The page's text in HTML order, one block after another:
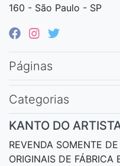
160 - São Paulo - SP
Páginas
Categorias
KANTO DO
REVENDA SOMENTE
ORIGINAIS DE